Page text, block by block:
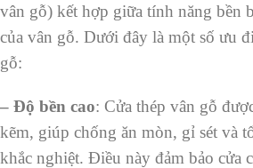
vân gỗ) kết hợp giữa tính năng bền
của vân gỗ. Dưới đây là một số ưu
gỗ:
– Độ bền cao: Cửa thép vân gỗ
kẽm, giúp chống ăn mòn, gỉ sét và
khắc nghiệt. Điều này đảm bảo cửa